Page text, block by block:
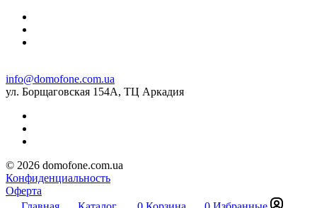
info@domofone.com.ua
ул. Борщаговская 154А, ТЦ Аркадия
© 2026 domofone.com.ua
Конфиденциальность
Оферта